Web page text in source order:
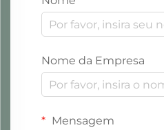
Nome da Empresa
Mensagem